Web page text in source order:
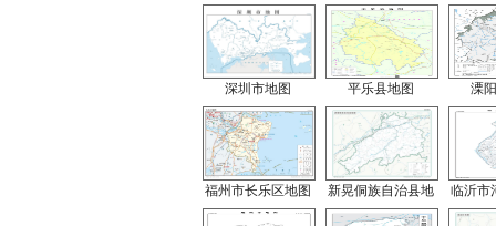
深圳市地图 平乐县地图 溧
福州市长乐区地图 新晃侗族自治县地 临沂市